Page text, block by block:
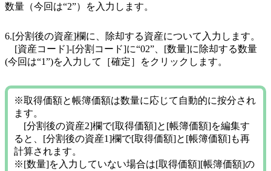
数量（今回は“2”）を入力します。
6.[分割後の資産]欄に、除却する資産について入力します。
[資産コード]-[分割コード]に“02”、[数量]に除却する数量
(今回は“1”)を入力して［確定］をクリックします。
※取得価額と帳簿価額は数量に応じて自動的に按分され
ます。
[分割後の資産2]欄で[取得価額]と[帳簿価額]を編集す
ると、[分割後の資産1]欄で[取得価額]と[帳簿価額]も再
計算されます。
※[数量]を入力していない場合は[取得価額][帳簿価額]の